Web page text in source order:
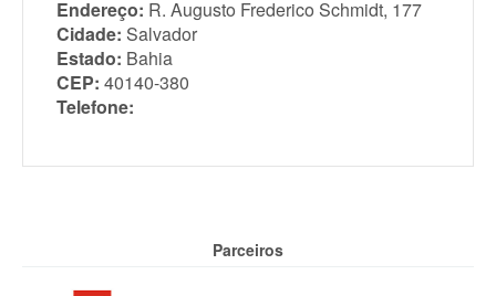
Endereço: R. Augusto Frederico Schmidt, 177
Cidade: Salvador
Estado: Bahia
CEP: 40140-380
Telefone:
Parceiros